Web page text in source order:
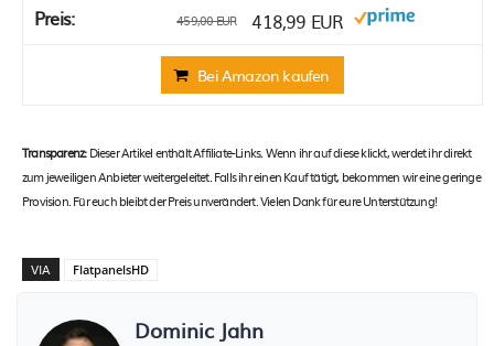
459,00 EUR 418,99 EUR
Bei Amazon kaufen
Transparenz:Dieser Artikel enthält Affiliate-Links. Wenn ihr auf diese klickt, werdet ihr direkt
zum jeweiligen Anbieter weitergeleitet. Falls ihr einen Kauf tätigt, bekommen wir eine geringe
Provision. Für euch bleibt der Preis unverändert. Vielen Dank für eure Unterstützung!
VIA FlatpanelsHD
Dominic Jahn